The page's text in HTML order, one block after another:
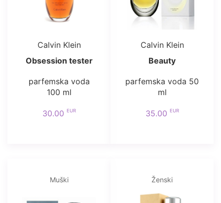
Calvin Klein
Obsession tester
parfemska voda
100 ml
30.00 EUR
Calvin Klein
Beauty
parfemska voda 50
ml
35.00 EUR
Muški Ženski